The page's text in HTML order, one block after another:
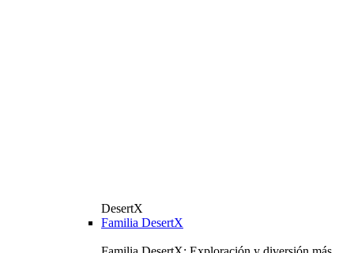
DesertX
Familia DesertX